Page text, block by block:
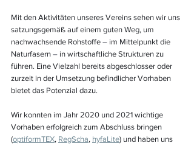
Mit den Aktivitäten unseres Vereins sehen wir uns
satzungsgemäß auf einem guten Weg, um
nachwachsende Rohstoffe – im Mittelpunkt die
Naturfasern – in wirtschaftliche Strukturen zu
führen. Eine Vielzahl bereits abgeschlosser oder
zurzeit in der Umsetzung befindlicher Vorhaben
bietet das Potenzial dazu.
Wir konnten im Jahr 2020 und 2021 wichtige
Vorhaben erfolgreich zum Abschluss bringen
(optiformTEX, RegScha, hyfaLite) und haben uns